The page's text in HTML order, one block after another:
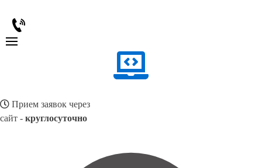
Прием заявок через
сайт - круглосуточно